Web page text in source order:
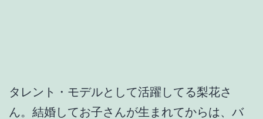
タレント・モデルとして活躍してる梨花さ
ん。結婚してお子さんが生まれてからは、バ